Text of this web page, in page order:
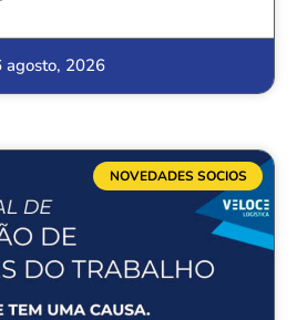
agosto, 2026
NOVEDADES SOCIOS